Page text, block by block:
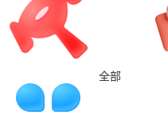
全部